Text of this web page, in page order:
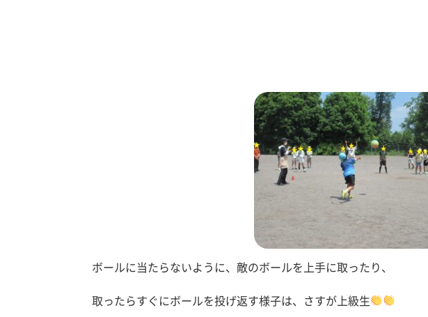
ボールに当たらないように、敵のボールを上手に取ったり、
取ったらすぐにボールを投げ返す様子は、さすが上級生